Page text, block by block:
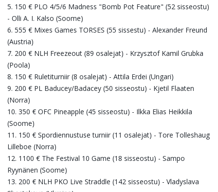
5. 150 € PLO 4/5/6 Madness "Bomb Pot Feature" (52 sisseostu)
- Olli A. I. Kalso (Soome)
6. 555 € Mixes Games TORSES (55 sissestu) - Alexander Freund
(Austria)
7. 200 € NLH Freezeout (89 osalejat) - Krzysztof Kamil Grubka
(Poola)
8. 150 € Ruletiturniir (8 osalejat) - Attila Erdei (Ungari)
9. 200 € PL Baducey/Badacey (50 sisseostu) - Kjetil Flaaten
(Norra)
10. 350 € OFC Pineapple (45 sisseostu) - Ilkka Elias Heikkila
(Soome)
11. 150 € Spordiennustuse turniir (11 osalejat) - Tore Tolleshaug
Lilleboe (Norra)
12. 1100 € The Festival 10 Game (18 sisseostu) - Sampo
Ryynänen (Soome)
13. 200 € NLH PKO Live Straddle (142 sisseostu) - Vladyslava